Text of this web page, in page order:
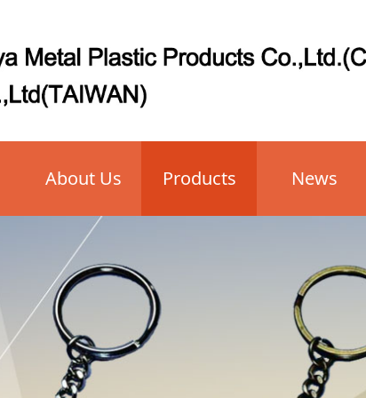
About Us Products News